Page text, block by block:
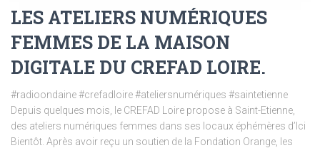
LES ATELIERS NUMÉRIQUES
FEMMES DE LA MAISON
DIGITALE DU CREFAD LOIRE.
#radioondaine #crefadloire #ateliersnumériques #saintetienne
Depuis quelques mois, le CREFAD Loire propose à Saint-Etienne,
des ateliers numériques femmes dans ses locaux éphémères d’Ici
Bientôt. Après avoir reçu un soutien de la Fondation Orange, les